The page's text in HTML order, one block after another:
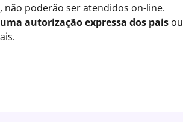
não poderão ser atendidos on-line.
autorização expressa dos paisou